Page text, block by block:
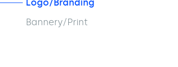
Logo/Branding
Bannery/Print